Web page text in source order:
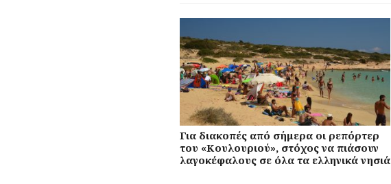
Για διακοπές από σήμερα οι ρεπόρτερ
του «Κουλουριού», στόχος να πιάσουν
λαγοκέφαλους σε όλα τα ελληνικά νησιά